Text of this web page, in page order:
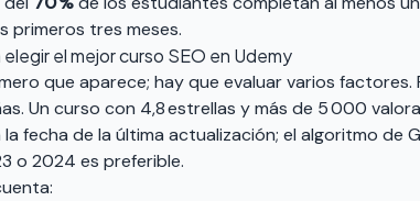
primeros tres meses.
el mejor curso SEO en Udemy
que aparece; hay que evaluar varios factores.
Un curso con 4,8 estrellas y más de 5 000
fecha de la última actualización; el algoritmo de
o 2024 es preferible.